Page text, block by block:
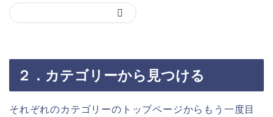
２．カテゴリーから見つける
それぞれのカテゴリーのトップページからもう一度目